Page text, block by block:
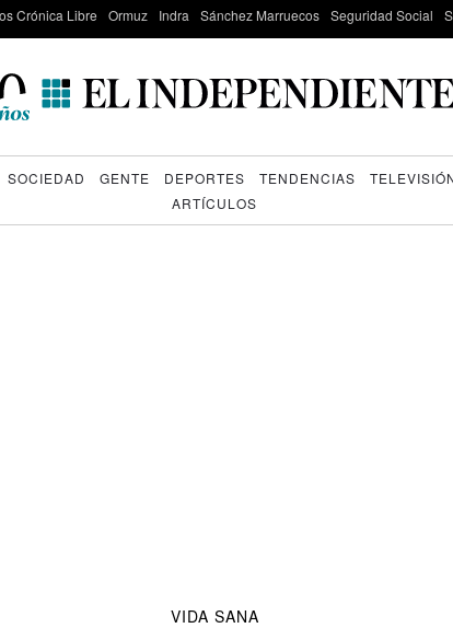
Crónica Libre Ormuz Indra Sánchez Marruecos Seguridad Social
SOCIEDAD GENTE DEPORTES TENDENCIAS
ARTÍCULOS
VIDA SANA